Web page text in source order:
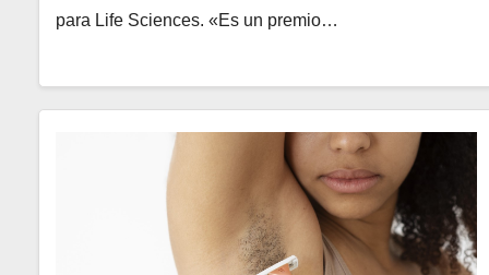
para Life Sciences. «Es un premio…